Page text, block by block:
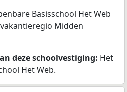
Basisschool Het Web
Midden
deze schoolvestiging: Het
Het Web.